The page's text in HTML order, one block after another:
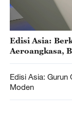
Edisi Asia:
Aeroangkasa,
Edisi Asia:
Moden